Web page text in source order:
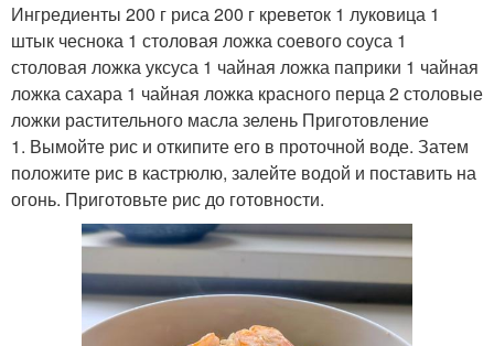
Ингредиенты 200 г риса 200 г креветок 1 луковица 1
штык чеснока 1 столовая ложка соевого соуса 1
столовая ложка уксуса 1 чайная ложка паприки 1 чайная
ложка сахара 1 чайная ложка красного перца 2 столовые
ложки растительного масла зелень Приготовление
1. Вымойте рис и откипите его в проточной воде. Затем
положите рис в кастрюлю, залейте водой и поставить на
огонь. Приготовьте рис до готовности.